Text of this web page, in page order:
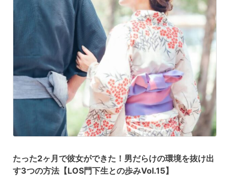
たった2ヶ月で彼女ができた！男だらけの環境を抜け出
す3つの方法【LOS門下生との歩みVol.15】